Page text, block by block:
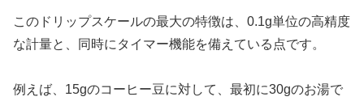
このドリップスケールの最大の特徴は、0.1g単位の高精度
な計量と、同時にタイマー機能を備えている点です。
例えば、15gのコーヒー豆に対して、最初に30gのお湯で